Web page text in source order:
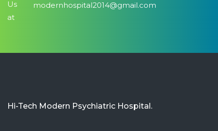
modernhospital2014@gmail.com
Hi-Tech Modern Psychiatric Hospital.